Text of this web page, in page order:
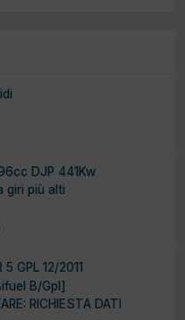
DJP 441Kw
giri più alti
5 GPL 12/2011
B/Gpl]
RICHIESTA DATI